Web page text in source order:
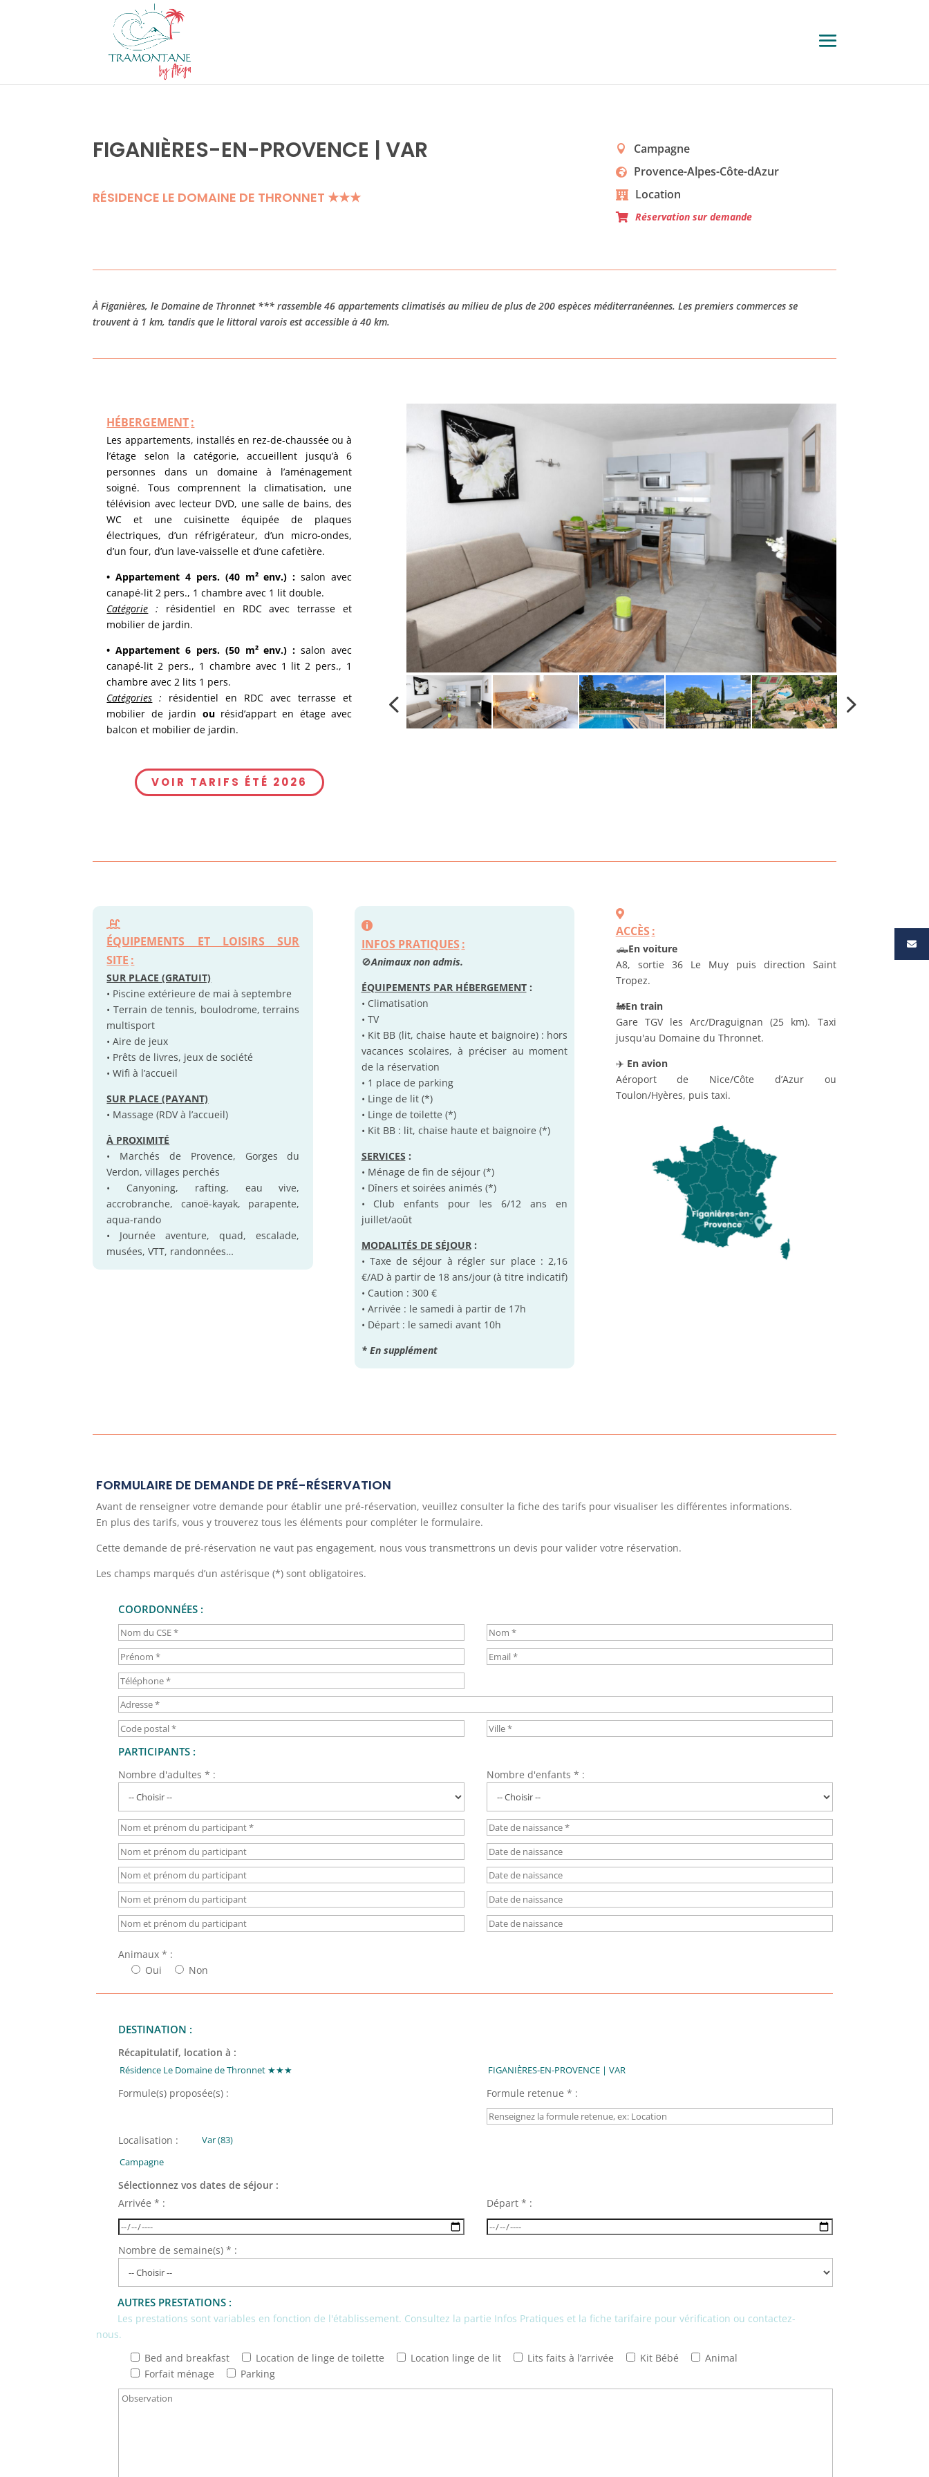
FIGANIÈRES-EN-PROVENCE | VAR
RÉSIDENCE LE DOMAINE DE THRONNET ★★★
Campagne
Provence-Alpes-Côte-dAzur
Location
Réservation sur demande
À Figanières, le Domaine de Thronnet *** rassemble 46 appartements climatisés au milieu de plus de 200 espèces méditerranéennes. Les premiers commerces se
trouvent à 1 km, tandis que le littoral varois est accessible à 40 km.
HÉBERGEMENT:
Les appartements, installés en rez-de-chaussée ou à
l’étage selon la catégorie, accueillent jusqu’à 6
personnes dans un domaine à l’aménagement
soigné. Tous comprennent la climatisation, une
télévision avec lecteur DVD, une salle de bains, des
WC et une cuisinette équipée de plaques
électriques, d’un réfrigérateur, d’un micro-ondes,
d’un four, d’un lave-vaisselle et d’une cafetière.
• Appartement 4 pers. (40 m² env.) :salon avec
canapé-lit 2 pers., 1 chambre avec 1 lit double.
Catégorie : résidentiel en RDC avec terrasse et
mobilier de jardin.
• Appartement 6 pers. (50 m² env.) :salon avec
canapé-lit 2 pers., 1 chambre avec 1 lit 2 pers., 1
chambre avec 2 lits 1 pers.
Catégories : résidentiel en RDC avec terrasse et
mobilier de jardin ourésid’appart en étage avec
balcon et mobilier de jardin.
VOIR TARIFS ÉTÉ 2026
ÉQUIPEMENTS ET LOISIRS SUR
SITE :
SUR PLACE (GRATUIT)
• Piscine extérieure de mai à septembre
• Terrain de tennis, boulodrome, terrains
multisport
• Aire de jeux
• Prêts de livres, jeux de société
• Wifi à l’accueil
SUR PLACE (PAYANT)
• Massage (RDV à l’accueil)
À PROXIMITÉ
• Marchés de Provence, Gorges du
Verdon, villages perchés
• Canyoning, rafting, eau vive,
accrobranche, canoë-kayak, parapente,
aqua-rando
• Journée aventure, quad, escalade,
musées, VTT, randonnées…
INFOS PRATIQUES :
🚫Animaux non admis.
ÉQUIPEMENTS PAR HÉBERGEMENT:
• Climatisation
• TV
• Kit BB (lit, chaise haute et baignoire) : hors
vacances scolaires, à préciser au moment
de la réservation
• 1 place de parking
• Linge de lit (*)
• Linge de toilette (*)
• Kit BB : lit, chaise haute et baignoire (*)
SERVICES :
• Ménage de fin de séjour (*)
• Dîners et soirées animés (*)
• Club enfants pour les 6/12 ans en
juillet/août
MODALITÉS DE SÉJOUR:
• Taxe de séjour à régler sur place : 2,16
€/AD à partir de 18 ans/jour (à titre indicatif)
• Caution : 300 €
• Arrivée : le samedi à partir de 17h
• Départ : le samedi avant 10h
* En supplément
ACCÈS :
🛻En voiture
A8, sortie 36 Le Muy puis direction Saint
Tropez.
🚂En train
Gare TGV les Arc/Draguignan (25 km). Taxi
jusqu'au Domaine du Thronnet.
✈️ En avion
Aéroport de Nice/Côte d’Azur ou
Toulon/Hyères, puis taxi.
FORMULAIRE DE DEMANDE DE PRÉ-RÉSERVATION
Avant de renseigner votre demande pour établir une pré-réservation, veuillez consulter la fiche des tarifs pour visualiser les différentes informations.
En plus des tarifs, vous y trouverez tous les éléments pour compléter le formulaire.
Cette demande de pré-réservation ne vaut pas engagement, nous vous transmettrons un devis pour valider votre réservation.
Les champs marqués d’un astérisque (*) sont obligatoires.
COORDONNÉES :
PARTICIPANTS :
Nombre d'adultes * : Nombre d'enfants * :
Animaux * :
Oui
Non
DESTINATION :
Récapitulatif, location à :
Formule(s) proposée(s) : Formule retenue * :
Localisation :
Sélectionnez vos dates de séjour :
Arrivée * :
Départ * :
Nombre de semaine(s) * :
AUTRES PRESTATIONS :
Les prestations sont variables en fonction de l'établissement. Consultez la partie Infos Pratiques et la fiche tarifaire pour vérification ou contactez-
nous.
Bed and breakfast
Location de linge de toilette Location linge de lit Lits faits à l’arrivée Kit Bébé
Animal
Forfait ménage
Parking